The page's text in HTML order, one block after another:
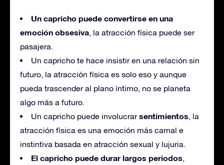
Un capricho puede convertirse en una
emoción obsesiva, la atracción física puede ser
pasajera.
Un capricho te hace insistir en una relación sin
futuro, la atracción física es solo eso y aunque
pueda trascender al plano íntimo, no se planeta
algo más a futuro.
Un capricho puede involucrarsentimientos, la
atracción física es una emoción más carnal e
instintiva basada en atracción sexual y lujuria.
El capricho puede durar largos periodos,